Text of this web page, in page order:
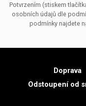
Potvrzením (stiskem
osobních údajů dle
podmínky najdete
Doprava
Odstoupení od